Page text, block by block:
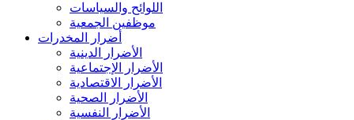
اللوائح والسياسات
موظفين الجمعية
أضرار المخدرات
الأضرار الدينية
الأضرار الإجتماعية
الأضرار الاقتصادية
الأضرار الصحية
الأضرار النفسية